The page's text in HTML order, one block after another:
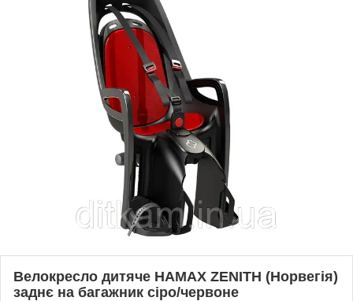
Велокресло дитяче HAMAX ZENITH (Норвегія)
заднє на багажник сіро/червоне